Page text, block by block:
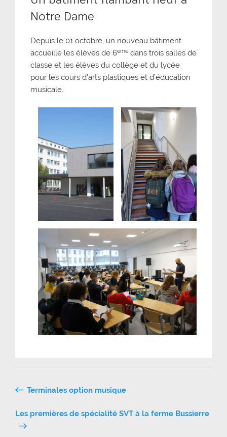
Notre Dame
Depuis le 01 octobre, un nouveau bâtiment
accueille les élèves de 6ème dans trois salles de
classe et les élèves du collège et du lycée
pour les cours d’arts plastiques et d’éducation
musicale.
Navigation
de
l’article
Terminales option musique
Les premières de spécialité SVT à la ferme Bussierre